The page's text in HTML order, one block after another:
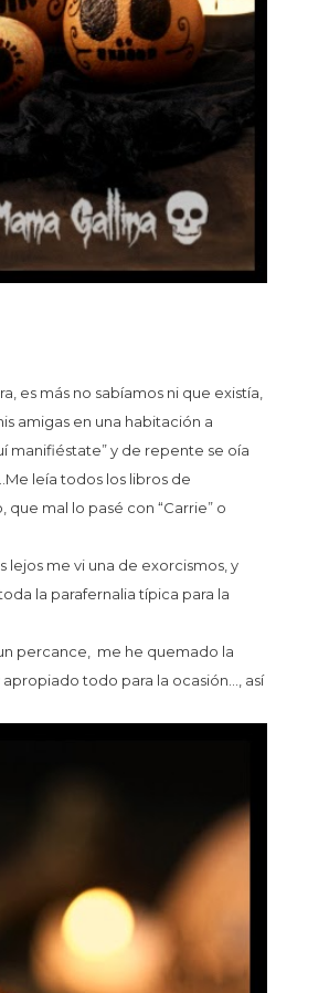
es más no sabíamos ni que existía,
amigas en una habitación a
manifiéstate” y de repente se oía
leía todos los libros de
mal lo pasé con “Carrie” o
me vi una de exorcismos, y
la parafernalia típica para la
percance, me he quemado la
todo para la ocasión…, así